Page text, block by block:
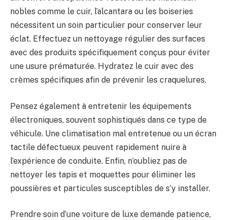
nobles comme le cuir, l’alcantara ou les boiseries
nécessitent un soin particulier pour conserver leur
éclat. Effectuez un nettoyage régulier des surfaces
avec des produits spécifiquement conçus pour éviter
une usure prématurée. Hydratez le cuir avec des
crèmes spécifiques afin de prévenir les craquelures.
Pensez également à entretenir les équipements
électroniques, souvent sophistiqués dans ce type de
véhicule. Une climatisation mal entretenue ou un écran
tactile défectueux peuvent rapidement nuire à
l’expérience de conduite. Enfin, n’oubliez pas de
nettoyer les tapis et moquettes pour éliminer les
poussières et particules susceptibles de s’y installer.
Prendre soin d’une voiture de luxe demande patience,